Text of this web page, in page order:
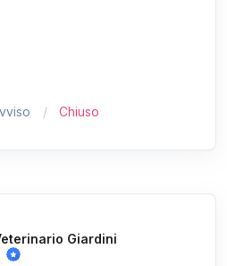
Chiuso
Giardini